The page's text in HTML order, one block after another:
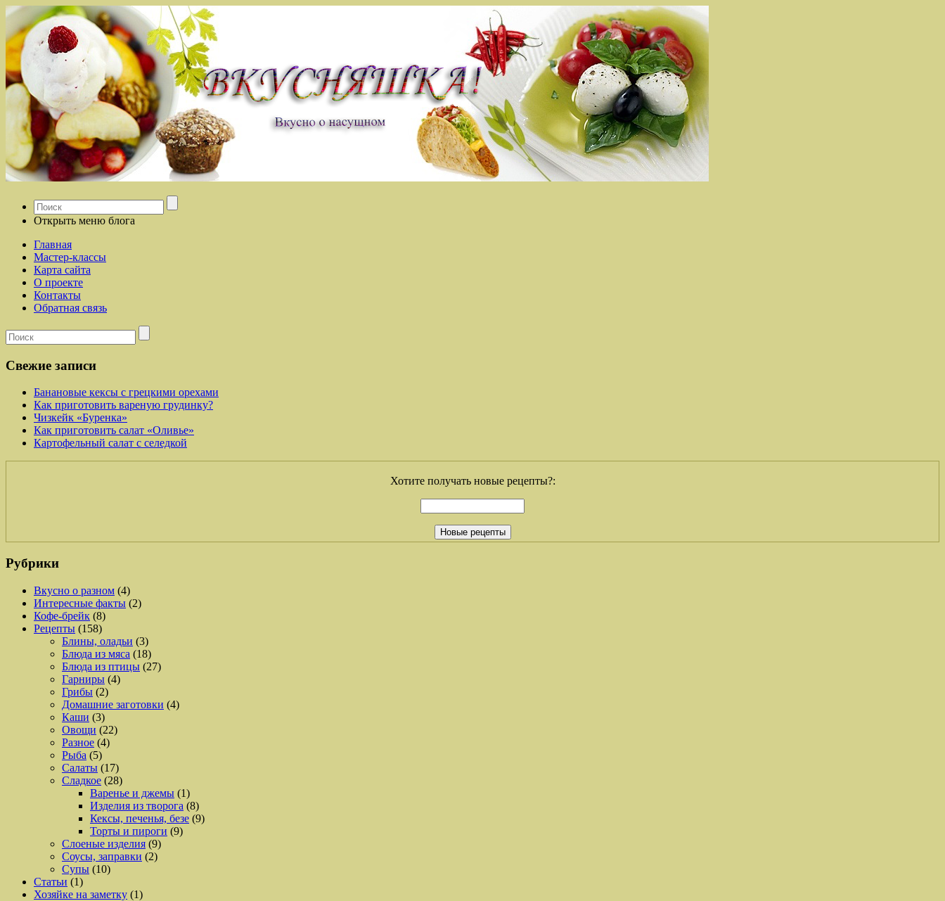
Открыть меню блога
Главная
Мастер-классы
Карта сайта
О проекте
Контакты
Обратная связь
Свежие записи
Банановые кексы с грецкими орехами
Как приготовить вареную грудинку?
Чизкейк «Буренка»
Как приготовить салат «Оливье»
Картофельный салат с селедкой
Хотите получать новые рецепты?:
Рубрики
Вкусно о разном (4)
Интересные факты (2)
Кофе-брейк (8)
Рецепты (158)
Блины, оладьи (3)
Блюда из мяса (18)
Блюда из птицы (27)
Гарниры (4)
Грибы (2)
Домашние заготовки (4)
Каши (3)
Овощи (22)
Разное (4)
Рыба (5)
Салаты (17)
Сладкое (28)
Варенье и джемы (1)
Изделия из творога (8)
Кексы, печенья, безе (9)
Торты и пироги (9)
Слоеные изделия (9)
Соусы, заправки (2)
Супы (10)
Статьи (1)
Хозяйке на заметку (1)